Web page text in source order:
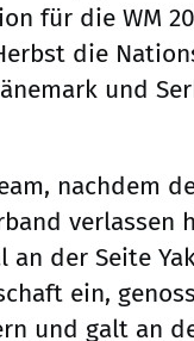
für die WM
die
und
nachdem
verlassen
an der Seite
ein,
und galt an